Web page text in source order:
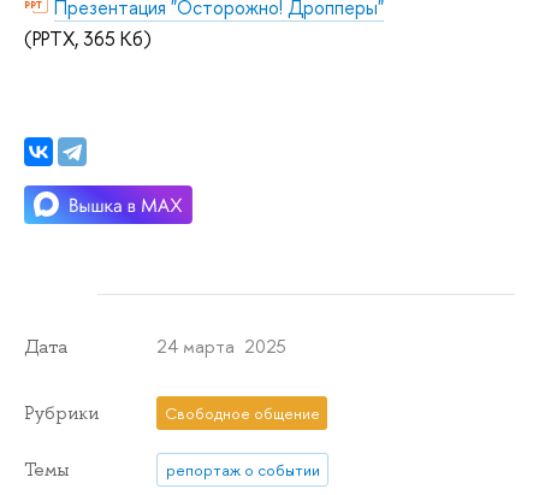
Презентация "Осторожно! Дропперы"
(PPTX, 365 Кб)
Дата 24 марта 2025
Рубрики Свободное общение
Темы репортаж о событии